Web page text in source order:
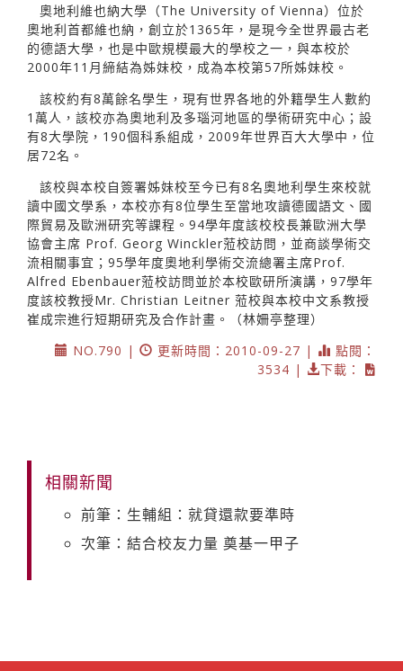
奧地利維也納大學（The University of Vienna）位於
奧地利首都維也納，創立於1365年，是現今全世界最古老
的德語大學，也是中歐規模最大的學校之一，與本校於
2000年11月締結為姊妹校，成為本校第57所姊妹校。
該校約有8萬餘名學生，現有世界各地的外籍學生人數約
1萬人，該校亦為奧地利及多瑙河地區的學術研究中心；設
有8大學院，190個科系組成，2009年世界百大大學中，位
居72名。
該校與本校自簽署姊妹校至今已有8名奧地利學生來校就
讀中國文學系，本校亦有8位學生至當地攻讀德國語文、國
際貿易及歐洲研究等課程。94學年度該校校長兼歐洲大學
協會主席 Prof. Georg Winckler蒞校訪問，並商談學術交
流相關事宜；95學年度奧地利學術交流總署主席Prof.
Alfred Ebenbauer蒞校訪問並於本校歐研所演講，97學年
度該校教授Mr. Christian Leitner 蒞校與本校中文系教授
崔成宗進行短期研究及合作計畫。（林姍亭整理）
NO.790 |
更新時間：2010-09-27 |
點閱：
3534 |
下載：
相關新聞
前筆：生輔組：就貸還款要準時
次筆：結合校友力量 奠基一甲子